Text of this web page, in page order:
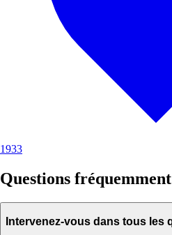
1933
Questions
Intervenez-vous dans tous les